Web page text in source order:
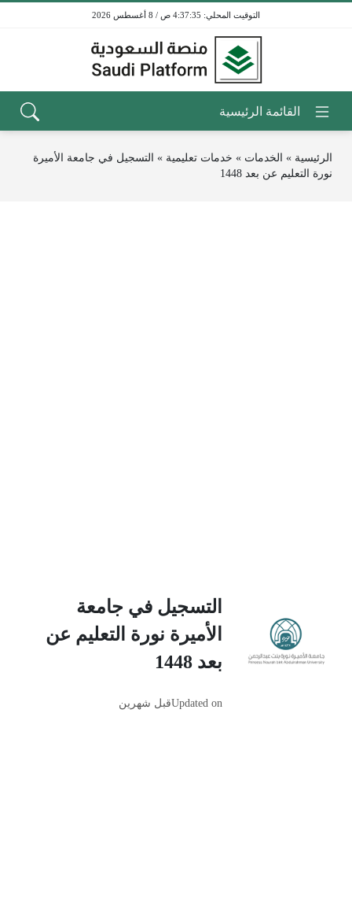
4:37:35 ص / 8 أغسطس 2026
الرئيسية » الخدمات » خدمات تعليمية » التسجيل في جامعة الأميرة
نورة التعليم عن بعد 1448
التسجيل في جامعة
الأميرة نورة التعليم عن
بعد 1448
Updated onقبل شهرين